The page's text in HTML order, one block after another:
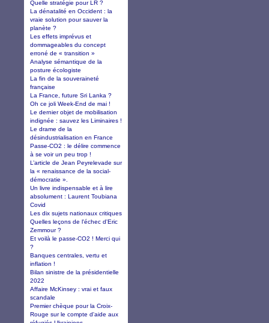
Quelle stratégie pour LR ?
La dénatalité en Occident : la
vraie solution pour sauver la
planète ?
Les effets imprévus et
dommageables du concept
erroné de « transition »
Analyse sémantique de la
posture écologiste
La fin de la souveraineté
française
La France, future Sri Lanka ?
Oh ce joli Week-End de mai !
Le dernier objet de mobilisation
indignée : sauvez les Liminaires !
Le drame de la
désindustrialisation en France
Passe-CO2 : le délire commence
à se voir un peu trop !
L’article de Jean Peyrelevade sur
la « renaissance de la social-
démocratie ».
Un livre indispensable et à lire
absolument : Laurent Toubiana
Covid
Les dix sujets nationaux critiques
Quelles leçons de l'échec d'Eric
Zemmour ?
Et voilà le passe-CO2 ! Merci qui
?
Banques centrales, vertu et
inflation !
Bilan sinistre de la présidentielle
2022
Affaire McKinsey : vrai et faux
scandale
Premier chèque pour la Croix-
Rouge sur le compte d'aide aux